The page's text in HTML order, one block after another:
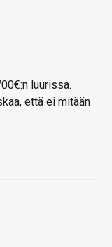
luurissa.
että ei mitään